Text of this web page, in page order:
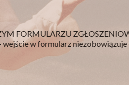
FORMULARZU
wejście w formularz niezobowiązuje